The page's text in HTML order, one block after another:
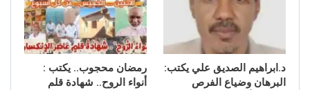
د.ابراهيم الصديق علي يكتب:
البرهان وضياع الفرص
رمضان محجوب.. يكتب :
أنواء الروح.. شهادة قلم